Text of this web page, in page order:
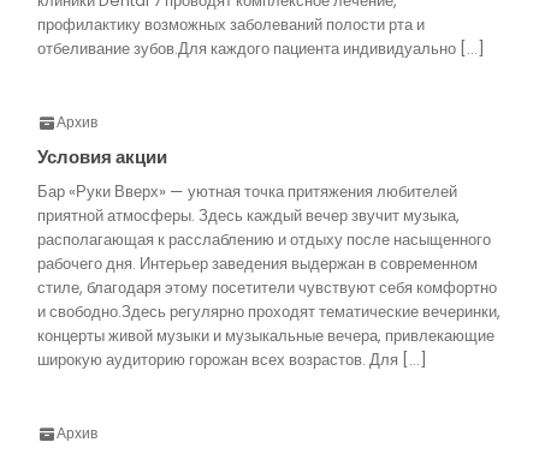
профилактику возможных заболеваний полости рта и
отбеливание зубов.Для каждого пациента индивидуально […]
Архив
Условия акции
Бар «Руки Вверх» — уютная точка притяжения любителей
приятной атмосферы. Здесь каждый вечер звучит музыка,
располагающая к расслаблению и отдыху после насыщенного
рабочего дня. Интерьер заведения выдержан в современном
стиле, благодаря этому посетители чувствуют себя комфортно
и свободно.Здесь регулярно проходят тематические вечеринки,
концерты живой музыки и музыкальные вечера, привлекающие
широкую аудиторию горожан всех возрастов. Для […]
Архив